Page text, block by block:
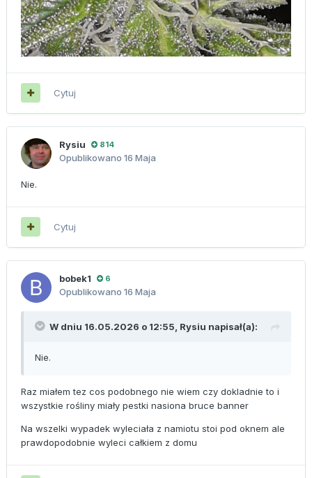
Cytuj
Rysiu 814
Opublikowano 16 Maja
Nie.
Cytuj
bobek1 6
Opublikowano 16 Maja
W dniu 16.05.2026 o 12:55, Rysiu napisał(a):
Nie.
Raz miałem tez cos podobnego nie wiem czy dokladnie to i
wszystkie rośliny miały pestki nasiona bruce banner
Na wszelki wypadek wyleciała z namiotu stoi pod oknem ale
prawdopodobnie wyleci całkiem z domu